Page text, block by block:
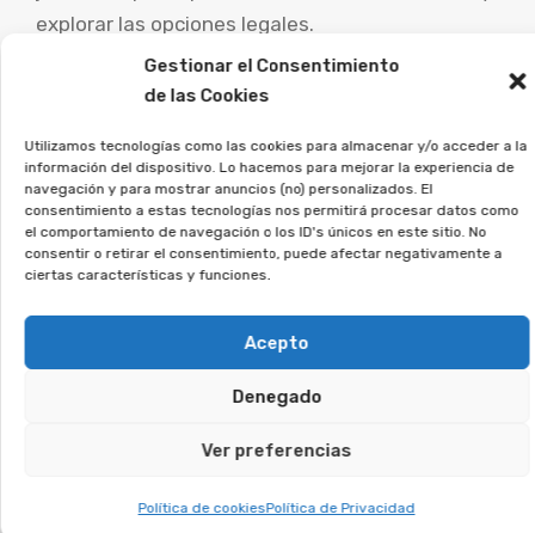
Gestionar el Consentimiento
de las Cookies
Utilizamos tecnologías como las cookies para almacenar y/o acceder a la
información del dispositivo. Lo hacemos para mejorar la experiencia de
navegación y para mostrar anuncios (no) personalizados. El
consentimiento a estas tecnologías nos permitirá procesar datos como
el comportamiento de navegación o los ID's únicos en este sitio. No
consentir o retirar el consentimiento, puede afectar negativamente a
ciertas características y funciones.
Acepto
Denegado
Ver preferencias
Política de cookiesPolítica de Privacidad
explorar las opciones legales.
Desde la Asociación Afeban
consumidores a recuperar su
dinero.
Si estás en esta situación, únete a la asociación,
y lo estudiaremos en detalle.
Reclamar Productos Bancarios Abusivos
En Cervelló, Barcelona